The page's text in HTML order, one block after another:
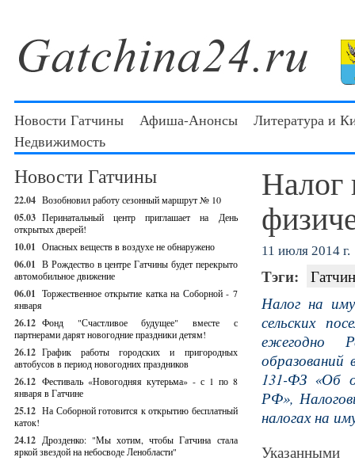
Новости Гатчины Афиша-Анонсы
Литература и
Недвижимость
Новости Гатчины
22.04 Возобновил работу сезонный маршрут № 10
05.03 Перинатальный центр приглашает на День
открытых дверей!
10.01 Опасных веществ в воздухе не обнаружено
06.01 В Рождество в центре Гатчины будет перекрыто
автомобильное движение
06.01 Торжественное открытие катка на Соборной - 7
января
26.12 Фонд "Счастливое будущее" вместе с
партнерами дарят новогодние праздники детям!
26.12 График работы городских и пригородных
автобусов в период новогодних праздников
26.12 Фестиваль «Новогодняя кутерьма» - с 1 по 8
января в Гатчине
25.12 На Соборной готовится к открытию бесплатный
каток!
24.12 Дрозденко: "Мы хотим, чтобы Гатчина стала
яркой звездой на небосводе Ленобласти"
Налог
11 июля 2014 г.
Тэги:
Налог на
сельских
ежегодно
131-ФЗ «Об
РФ»,
налогах на
Указанными